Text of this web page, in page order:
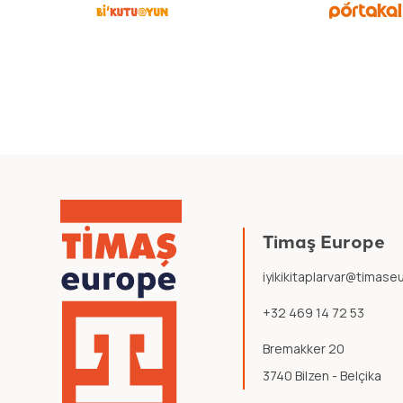
Timaş Europe
+32 469 14 72 53
Bremakker 20
3740 Bilzen - Belçika